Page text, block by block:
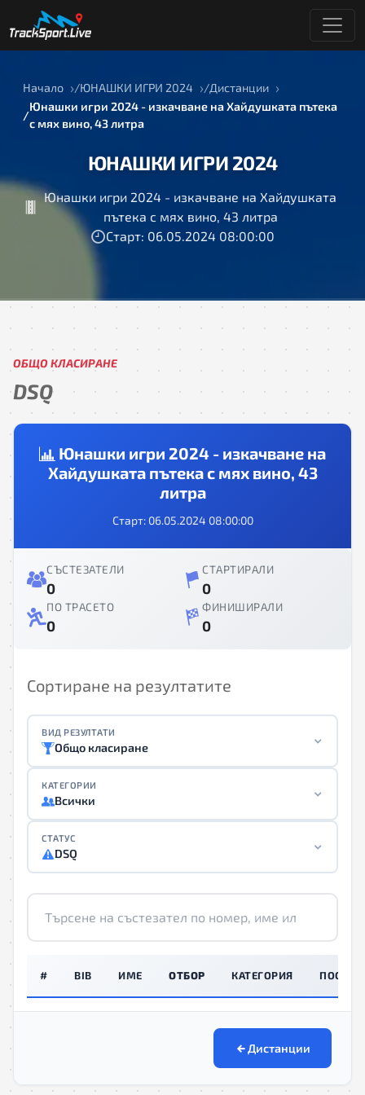
Начало ЮНАШКИ ИГРИ 2024
Дистанции
Юнашки игри 2024 - изкачване на Хайдушката пътека
с мях вино, 43 литра
ЮНАШКИ ИГРИ 2024
Юнашки игри 2024 - изкачване на Хайдушката
пътека с мях вино, 43 литра
Старт: 06.05.2024 08:00:00
ОБЩО КЛАСИРАНЕ
DSQ
Юнашки игри 2024 - изкачване на
Хайдушката пътека с мях вино, 43
литра
Старт: 06.05.2024 08:00:00
СЪСТЕЗАТЕЛИ
0
СТАРТИРАЛИ
0
ПО ТРАСЕТО
0
ФИНИШИРАЛИ
0
Сортиране на резултатите
ВИД РЕЗУЛТАТИ
Общо класиране
КАТЕГОРИИ
Всички
СТАТУС
DSQ
# BIB ИМЕ ОТБОР КАТЕГОРИЯ
Дистанции